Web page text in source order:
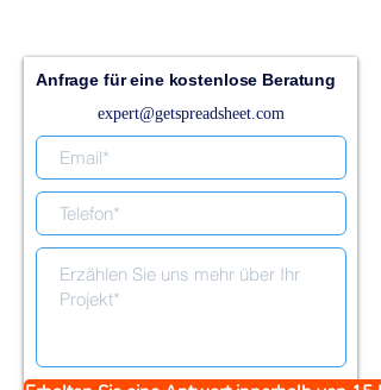
Anfrage für eine kostenlose Beratung
expert@getspreadsheet.com